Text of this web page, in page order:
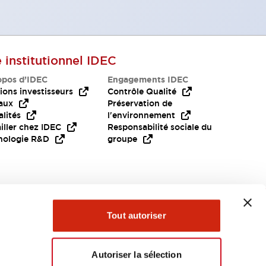
Tout autoriser
Autoriser la sélection Besoin d'aide?
institutionnel IDEC
d’IDEC
investisseurs
chez IDEC
R&D
Engagements IDEC
Contrôle Qualité
Préservation de
l'environnement
Responsabilité sociale du
groupe